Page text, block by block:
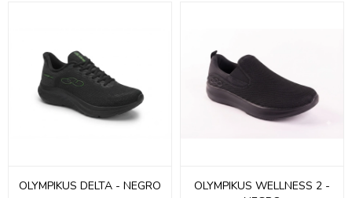
OLYMPIKUS DELTA - NEGRO
OLYMPIKUS WELLNESS 2 -